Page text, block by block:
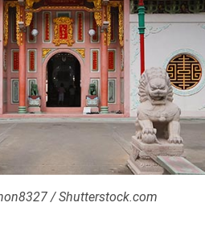
/ Shutterstock.com